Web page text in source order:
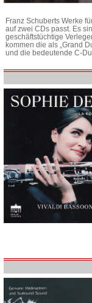
Franz Schuberts Werke
auf zwei CDs passt. Es
geschäftstüchtige
kommen die als „Grand
und die bedeutende C-